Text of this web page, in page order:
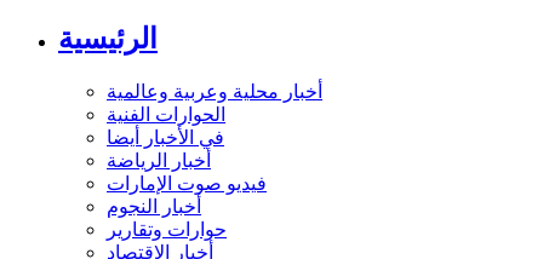
الرئيسية
أخبار محلية وعربية وعالمية
الحوارات الفنية
في الأخبار أيضا
أخبار الرياضة
فيديو صوت الإمارات
أخبار النجوم
حوارات وتقارير
أخبار الاقتصاد